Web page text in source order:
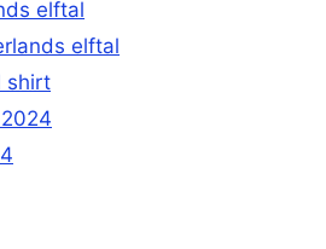
elftal
elftal
shirt